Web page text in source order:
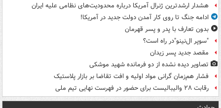
هشدار ارشدترین ژنرال آمریکا درباره محدودیت‌های نظامی علیه ایران
ادامه جنگ تا روی کار آمدن دولت جدید در آمریکا!
بدون تعارف با پدر و پسر قهرمان
"سوپر ال‌نینو"در راه است؟
مقصد جدید پسر زیدان
تصاویر دیده‌ نشده از دو فرمانده شهید موشکی
فشار هم‌زمان گرانی مواد اولیه و افت تقاضا بر بازار پلاستیک
رقابت ۲۸ والیبالیست برای حضور در فهرست نهایی تیم ملی